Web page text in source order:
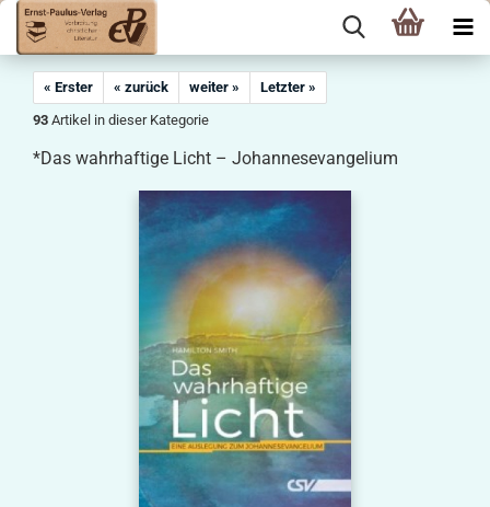
« Erster « zurück weiter »
Letzter »
93 Artikel in dieser Kategorie
*Das wahrhaftige Licht – Johannesevangelium